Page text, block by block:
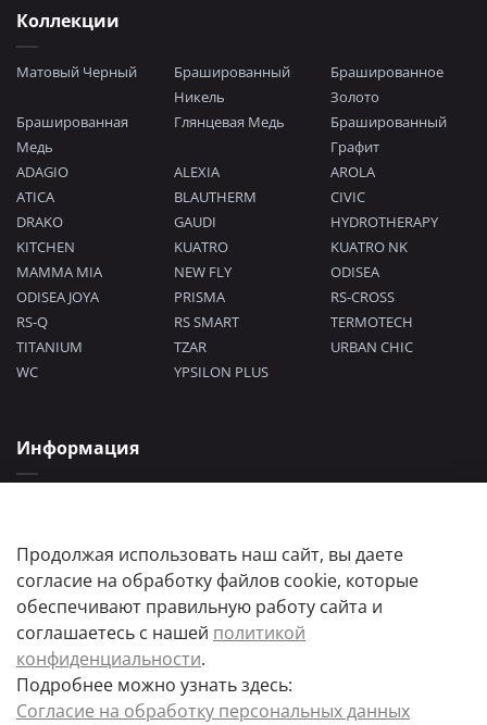
Коллекции
Матовый Черный
Брашированный
Никель
Брашированное
Золото
Брашированная
Медь
Глянцевая Медь
Брашированный
Графит
ADAGIO
ALEXIA
AROLA
ATICA
BLAUTHERM
CIVIC
DRAKO
GAUDI
HYDROTHERAPY
KITCHEN
KUATRO
KUATRO NK
MAMMA MIA
NEW FLY
ODISEA
ODISEA JOYA
PRISMA
RS-CROSS
RS-Q
RS SMART
TERMOTECH
TITANIUM
TZAR
URBAN CHIC
WC
YPSILON PLUS
Информация
Пользовательское соглашение
Цены товаров и их количество, а так же комплектация и цвета носят
Продолжая использовать наш сайт, вы даете
согласие на обработку файлов cookie, которые
обеспечивают правильную работу сайта и
соглашаетесь с нашей политикой
конфиденциальности.
Подробнее можно узнать здесь:
Согласие на обработку персональных данных